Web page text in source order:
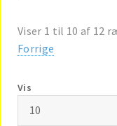
Viser 1 til 10 af 12
Forrige
Vis